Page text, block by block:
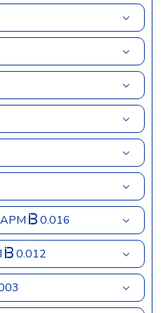
0.016
0.012